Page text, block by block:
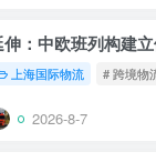
：中欧班列构建
上海国际物流 # 跨境物
2026-8-7